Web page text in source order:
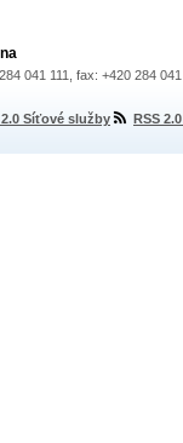
041 111, fax: +420 284
2.0 Síťové služby RSS